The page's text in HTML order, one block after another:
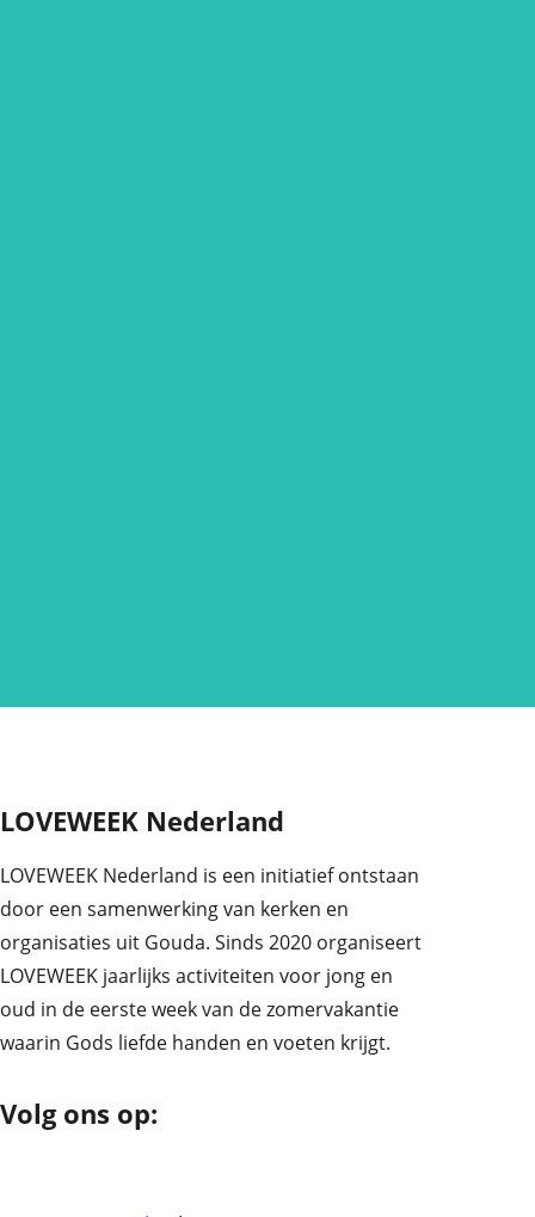
LOVEWEEK Nederland
LOVEWEEK Nederland is een initiatief ontstaan
door een samenwerking van kerken en
organisaties uit Gouda. Sinds 2020 organiseert
LOVEWEEK jaarlijks activiteiten voor jong en
oud in de eerste week van de zomervakantie
waarin Gods liefde handen en voeten krijgt.
Volg ons op: